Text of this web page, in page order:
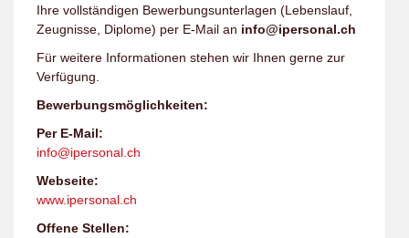
Ihre vollständigen Bewerbungsunterlagen (Lebenslauf,
Zeugnisse, Diplome) per E-Mail an info@ipersonal.ch
Für weitere Informationen stehen wir Ihnen gerne zur
Verfügung.
Bewerbungsmöglichkeiten:
Per E-Mail:
info@ipersonal.ch
Webseite:
www.ipersonal.ch
Offene Stellen: